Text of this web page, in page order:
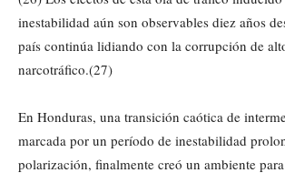
inestabilidad aún son observables diez años
país continúa lidiando con la corrupción de
narcotráfico.(27)
En Honduras, una transición caótica de
marcada por un período de inestabilidad
polarización, finalmente creó un ambiente